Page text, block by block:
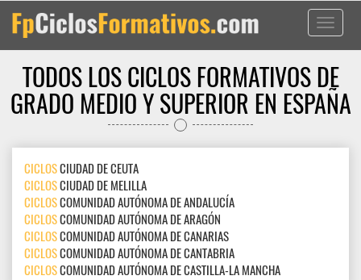
Toggle
TODOS LOS CICLOS FORMATIVOS DE
GRADO MEDIO Y SUPERIOR EN ESPAÑA
CICLOSCIUDAD DE CEUTA
CICLOSCIUDAD DE MELILLA
CICLOSCOMUNIDAD AUTÓNOMA DE ANDALUCÍA
CICLOSCOMUNIDAD AUTÓNOMA DE ARAGÓN
CICLOSCOMUNIDAD AUTÓNOMA DE CANARIAS
CICLOSCOMUNIDAD AUTÓNOMA DE CANTABRIA
CICLOSCOMUNIDAD AUTÓNOMA DE CASTILLA-LA MANCHA